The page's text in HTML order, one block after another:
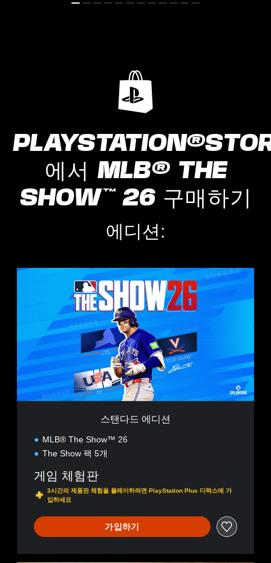
에서 MLB® THE
SHOW™ 26 구매하기
에디션:
스
드
션
스탠다드 에디션
MLB® The Show™ 26
The Show 팩 5개
게임 체험판
3시간의 제품판 체험을 플레이하려면 PlayStation Plus 디럭스에 가
입하세요
가입하기